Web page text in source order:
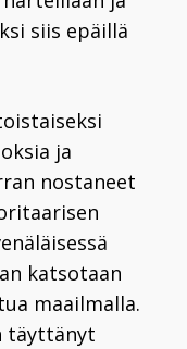
siis epäillä
ja
nostaneet
katsotaan
maailmalla.
täyttänyt